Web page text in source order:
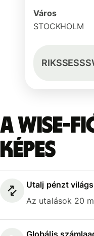
Város
STOCKHOLM
A Wise-
képes
Utalj pénzt
Az utalások 20
Globális